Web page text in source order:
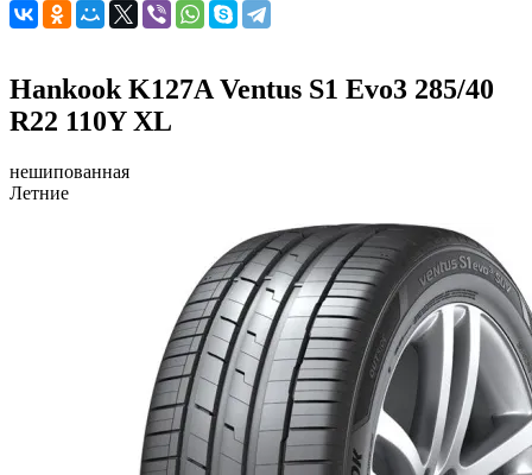
Hankook K127A Ventus S1 Evo3 285/40
R22 110Y XL
нешипованная
Летние